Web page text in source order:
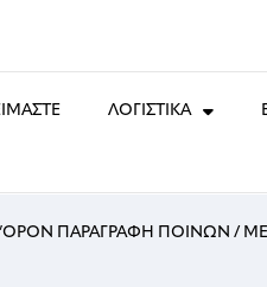
ΛΟΓΙΣΤΙΚΑ
ΠΑΡΑΓΡΑΦΗ ΠΟΙΝΩΝ /